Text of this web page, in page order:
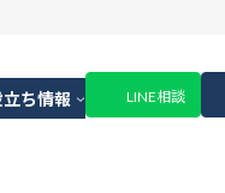
ち情報 LINE相談